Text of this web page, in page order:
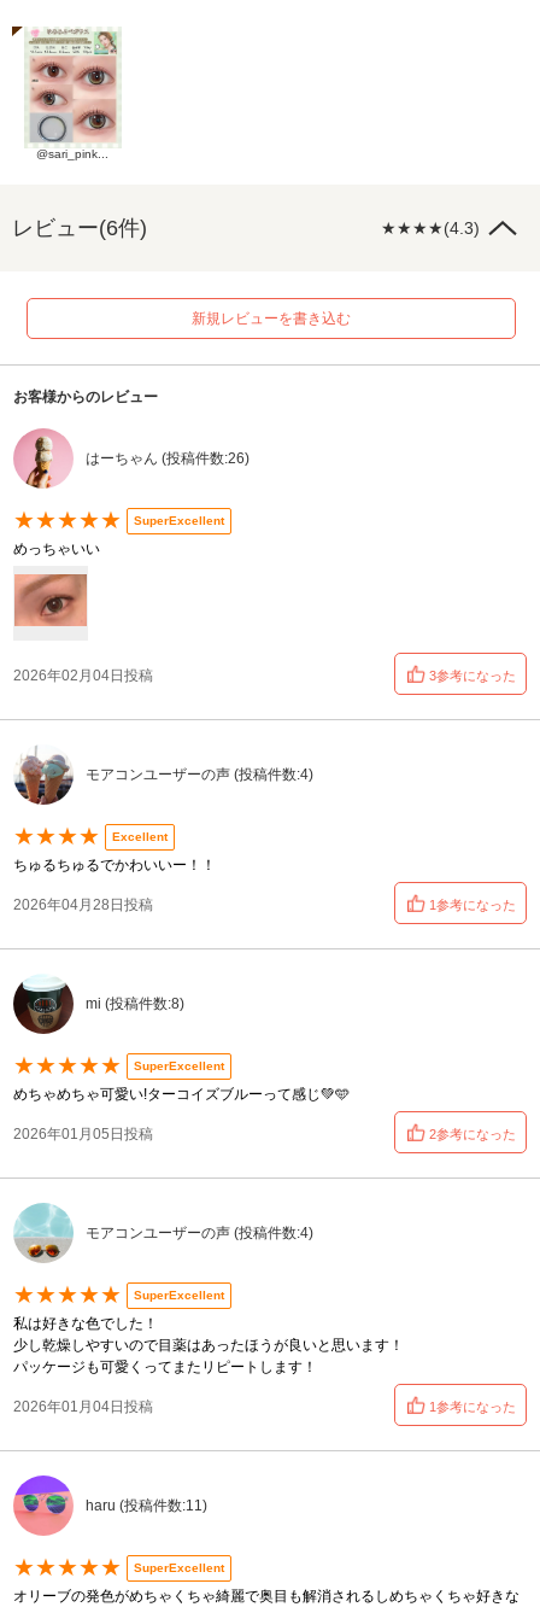
@sari_pink...
レビュー(6件) ★★★★(4.3)
新規レビューを書き込む
お客様からのレビュー
はーちゃん (投稿件数:26)
★★★★★ SuperExcellent
めっちゃいい
2026年02月04日投稿 3参考になった
モアコンユーザーの声 (投稿件数:4)
★★★★ Excellent
ちゅるちゅるでかわいいー！！
2026年04月28日投稿 1参考になった
mi (投稿件数:8)
★★★★★ SuperExcellent
めちゃめちゃ可愛い!ターコイズブルーって感じ💚🩵
2026年01月05日投稿 2参考になった
モアコンユーザーの声 (投稿件数:4)
★★★★★ SuperExcellent
私は好きな色でした！
少し乾燥しやすいので目薬はあったほうが良いと思います！
パッケージも可愛くってまたリピートします！
2026年01月04日投稿 1参考になった
haru (投稿件数:11)
★★★★★ SuperExcellent
オリーブの発色がめちゃくちゃ綺麗で奥目も解消されるしめちゃくちゃ好きな